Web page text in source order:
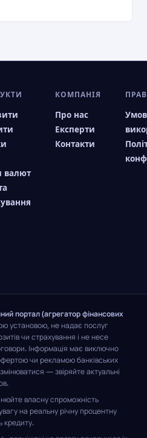
валют
КОМПАНІЯ
Про нас
Експерти
Контакти
портал (агрегатор фінансових
установою, не надає послуг
чи страхування і не несе
Інформація має виключно
чи рекламою банківських
— звіряйте актуальні
власну спроможність
на реальну річну процентну
кредиту.